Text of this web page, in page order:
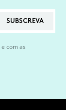
SUBSCREVA
e com as